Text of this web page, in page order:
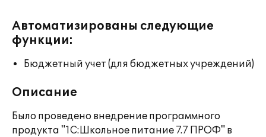
Автоматизированы следующие
функции:
Бюджетный учет (для бюджетных учреждений)
Описание
Было проведено внедрение программного
продукта "1С:Школьное питание 7.7 ПРОФ" в